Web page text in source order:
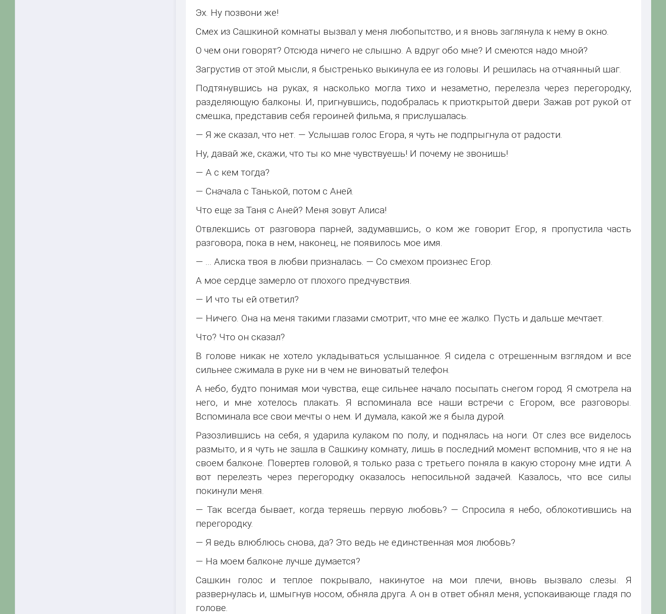
Эх. Ну позвони же!
Смех из Сашкиной комнаты вызвал у меня любопытство, и я вновь заглянула к нему в окно.
О чем они говорят? Отсюда ничего не слышно. А вдруг обо мне? И смеются надо мной?
Загрустив от этой мысли, я быстренько выкинула ее из головы. И решилась на отчаянный шаг.
Подтянувшись на руках, я насколько могла тихо и незаметно, перелезла через перегородку,
разделяющую балконы. И, пригнувшись, подобралась к приоткрытой двери. Зажав рот рукой от
смешка, представив себя героиней фильма, я прислушалась.
— Я же сказал, что нет. — Услышав голос Егора, я чуть не подпрыгнула от радости.
Ну, давай же, скажи, что ты ко мне чувствуешь! И почему не звонишь!
— А с кем тогда?
— Сначала с Танькой, потом с Аней.
Что еще за Таня с Аней? Меня зовут Алиса!
Отвлекшись от разговора парней, задумавшись, о ком же говорит Егор, я пропустила часть
разговора, пока в нем, наконец, не появилось мое имя.
— ... Алиска твоя в любви призналась. — Со смехом произнес Егор.
А мое сердце замерло от плохого предчувствия.
— И что ты ей ответил?
— Ничего. Она на меня такими глазами смотрит, что мне ее жалко. Пусть и дальше мечтает.
Что? Что он сказал?
В голове никак не хотело укладываться услышанное. Я сидела с отрешенным взглядом и все
сильнее сжимала в руке ни в чем не виноватый телефон.
А небо, будто понимая мои чувства, еще сильнее начало посыпать снегом город. Я смотрела на
него, и мне хотелось плакать. Я вспоминала все наши встречи с Егором, все разговоры.
Вспоминала все свои мечты о нем. И думала, какой же я была дурой.
Разозлившись на себя, я ударила кулаком по полу, и поднялась на ноги. От слез все виделось
размыто, и я чуть не зашла в Сашкину комнату, лишь в последний момент вспомнив, что я не на
своем балконе. Повертев головой, я только раза с третьего поняла в какую сторону мне идти. А
вот перелезть через перегородку оказалось непосильной задачей. Казалось, что все силы
покинули меня.
— Так всегда бывает, когда теряешь первую любовь? — Спросила я небо, облокотившись на
перегородку.
— Я ведь влюблюсь снова, да? Это ведь не единственная моя любовь?
— На моем балконе лучше думается?
Сашкин голос и теплое покрывало, накинутое на мои плечи, вновь вызвало слезы. Я
развернулась и, шмыгнув носом, обняла друга. А он в ответ обнял меня, успокаивающе гладя по
голове.